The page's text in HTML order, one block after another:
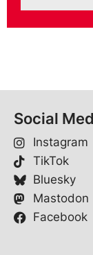
Social
Instagram
TikTok
Bluesky
Mastodon
Facebook